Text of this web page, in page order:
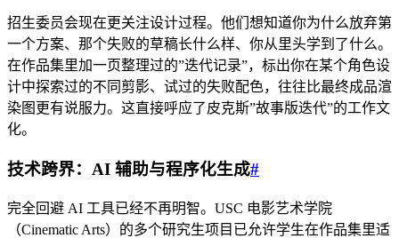
招生委员会现在更关注设计过程。他们想知道你为什么放弃第
一个方案、那个失败的草稿长什么样、你从里头学到了什么。
在作品集里加一页整理过的”迭代记录”，标出你在某个角色设
计中探索过的不同剪影、试过的失败配色，往往比最终成品渲
染图更有说服力。这直接呼应了皮克斯”故事版迭代”的工作文
化。
技术跨界：AI 辅助与程序化生成#
完全回避 AI 工具已经不再明智。USC 电影艺术学院
（Cinematic Arts）的多个研究生项目已允许学生在作品集里适